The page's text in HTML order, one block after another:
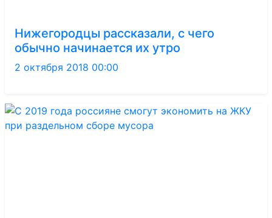
Нижегородцы рассказали, с чего
обычно начинается их утро
2 октября 2018 00:00